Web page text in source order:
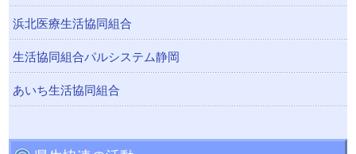
浜北医療生活協同組合
生活協同組合パルシステム静岡
あいち生活協同組合